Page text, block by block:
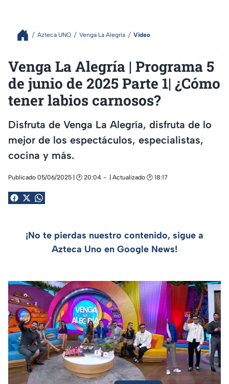
Azteca UNO Venga La Alegría Video
Venga La Alegría | Programa 5
de junio de 2025 Parte 1| ¿Cómo
tener labios carnosos?
Disfruta de Venga La Alegría, disfruta de lo
mejor de los espectáculos, especialistas,
cocina y más.
Publicado 05/06/2025 | 🕑 20:04 | Actualizado 🕑 18:17
¡No te pierdas nuestro contenido, sigue a
Azteca Uno en Google News!